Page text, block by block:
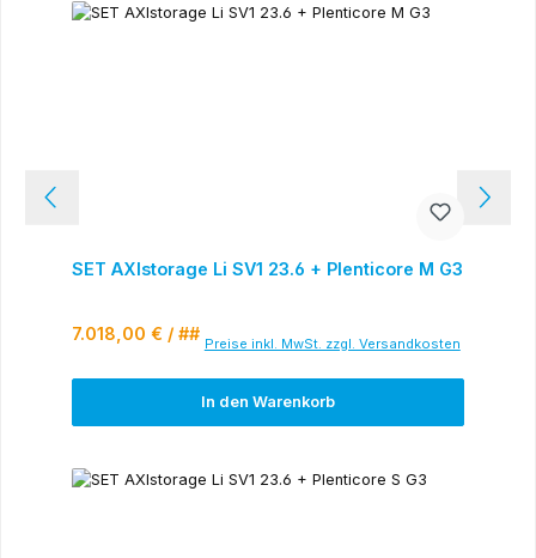
SET AXIstorage Li SV1 23.6 + Plenticore M G3
Regulärer Preis:
7.018,00 € / ## Preise inkl. MwSt. zzgl. Versandkosten
In den Warenkorb